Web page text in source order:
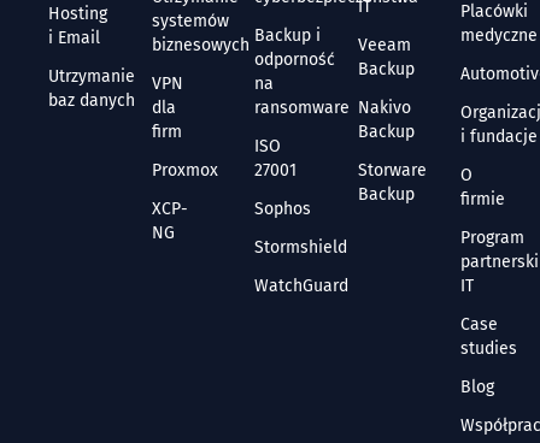
Hosting
i Email
Utrzymanie
baz danych
systemów
biznesowych
VPN
dla
firm
Proxmox
XCP-
NG
Backup i
odporność
na
ransomware
ISO
27001
Sophos
Stormshield
WatchGuard
IT
Veeam
Backup
Nakivo
Backup
Storware
Backup
Placówki
medyczne
i fundacje
O
firmie
Program
partnerski
IT
Case
studies
Blog